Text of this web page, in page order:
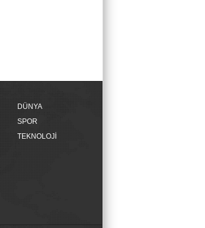
DÜNYA
SPOR
TEKNOLOJİ